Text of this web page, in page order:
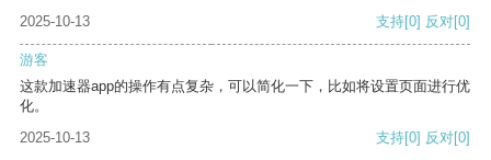
2025-10-13
支持[0] 反对[0]
游客
这款加速器app的操作有点复杂，可以简化一下，比如将设置页面进行优
化。
2025-10-13
支持[0] 反对[0]